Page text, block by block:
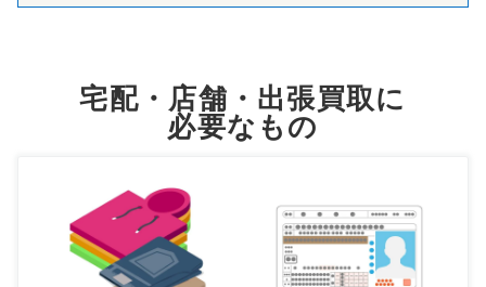
宅配・店舗・出張買取に
必要なもの